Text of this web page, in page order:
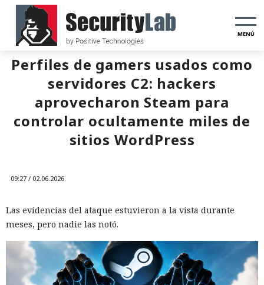
MENÚ
Perfiles de gamers usados como
servidores C2: hackers
aprovecharon Steam para
controlar ocultamente miles de
sitios WordPress
09:27 / 02.06.2026
Las evidencias del ataque estuvieron a la vista durante
meses, pero nadie las notó.